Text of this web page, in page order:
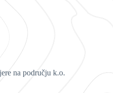
na području k.o.